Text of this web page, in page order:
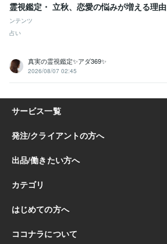
霊視鑑定・ 立秋、恋愛の悩みが増える理由
ンテンツ
占い
真実の霊視鑑定✨アダ369✨
2026/08/07 02:45